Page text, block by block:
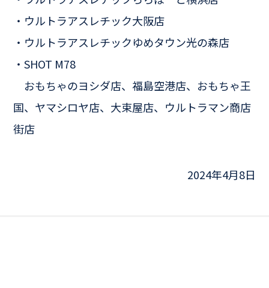
・ウルトラアスレチック大阪店
・ウルトラアスレチックゆめタウン光の森店
・SHOT M78
おもちゃのヨシダ店、福島空港店、おもちゃ王
国、ヤマシロヤ店、大束屋店、ウルトラマン商店
街店
2024年4月8日